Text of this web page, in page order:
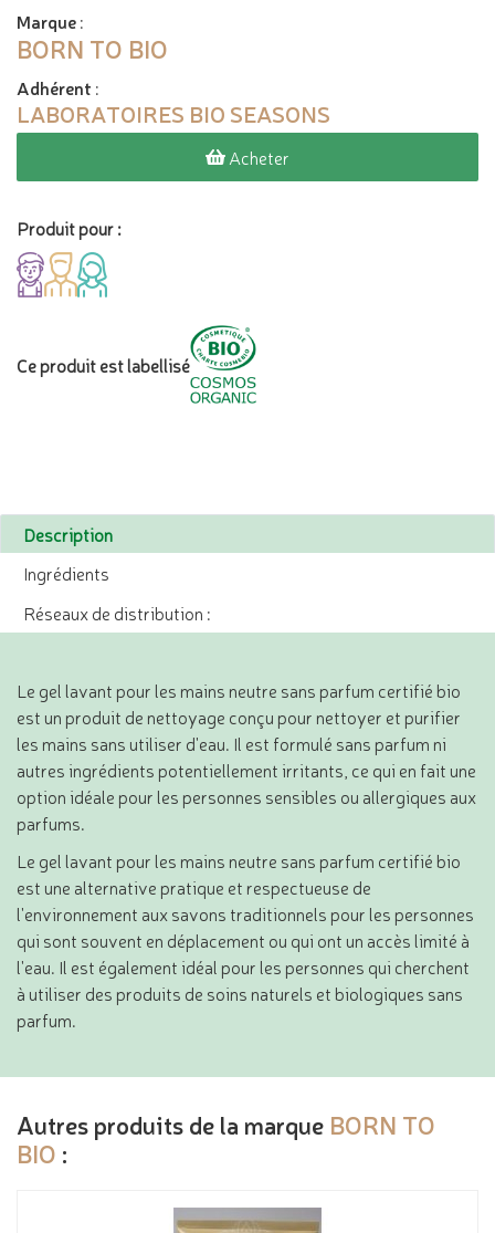
Marque:
BORN TO BIO
Adhérent :
LABORATOIRES BIO SEASONS
Acheter
Produit pour :
Ce produit est labellisé
Description
Ingrédients
Réseaux de distribution :
Le gel lavant pour les mains neutre sans parfum certifié bio
est un produit de nettoyage conçu pour nettoyer et purifier
les mains sans utiliser d'eau. Il est formulé sans parfum ni
autres ingrédients potentiellement irritants, ce qui en fait une
option idéale pour les personnes sensibles ou allergiques aux
parfums.
Le gel lavant pour les mains neutre sans parfum certifié bio
est une alternative pratique et respectueuse de
l'environnement aux savons traditionnels pour les personnes
qui sont souvent en déplacement ou qui ont un accès limité à
l'eau. Il est également idéal pour les personnes qui cherchent
à utiliser des produits de soins naturels et biologiques sans
parfum.
Autres produits de la marque BORN TO
BIO :